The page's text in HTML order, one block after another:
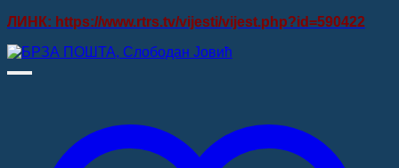
ЛИНК: https://www.rtrs.tv/vijesti/vijest.php?id=590422